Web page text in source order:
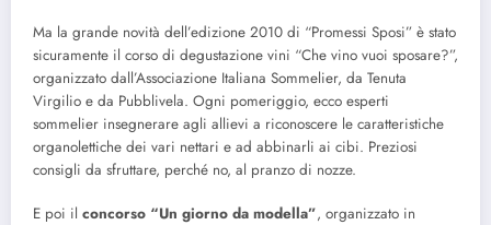
Ma la grande novità dell’edizione 2010 di “Promessi Sposi” è stato
sicuramente il corso di degustazione vini “Che vino vuoi sposare?”,
organizzato dall’Associazione Italiana Sommelier, da Tenuta
Virgilio e da Pubblivela. Ogni pomeriggio, ecco esperti
sommelier insegnerare agli allievi a riconoscere le caratteristiche
organolettiche dei vari nettari e ad abbinarli ai cibi. Preziosi
consigli da sfruttare, perché no, al pranzo di nozze.
E poi il concorso “Un giorno da modella”, organizzato in